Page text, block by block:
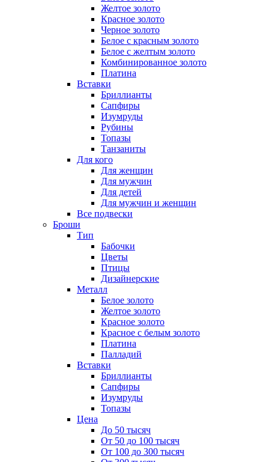
Желтое золото
Красное золото
Черное золото
Белое с красным золото
Белое с желтым золото
Комбинированное золото
Платина
Вставки
Бриллианты
Сапфиры
Изумруды
Рубины
Топазы
Танзаниты
Для кого
Для женщин
Для мужчин
Для детей
Для мужчин и женщин
Все подвески
Броши
Тип
Бабочки
Цветы
Птицы
Дизайнерские
Металл
Белое золото
Желтое золото
Красное золото
Красное с белым золото
Платина
Палладий
Вставки
Бриллианты
Сапфиры
Изумруды
Топазы
Цена
До 50 тысяч
От 50 до 100 тысяч
От 100 до 300 тысяч